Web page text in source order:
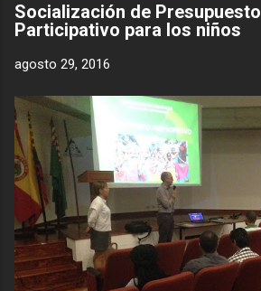
Socialización de Presupuesto
Participativo para los niños
agosto 29, 2016